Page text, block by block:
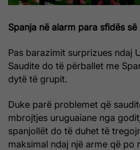
Spanja në alarm para sfidës së
Pas barazimit surprizues ndaj
Saudite do të përballet me
dytë të grupit.
Duke parë problemet që
mbrojtjes uruguaiane nga
spanjollët do të duhet të
maksimal ndaj një arme që po